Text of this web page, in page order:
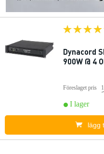
Dynacord
900W @ 4
Föreslaget pris
I lager
lägg